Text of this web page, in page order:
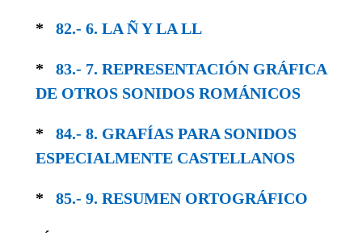
* 82.- 6. LA Ñ Y LA LL
* 83.- 7. REPRESENTACIÓN GRÁFICA
DE OTROS SONIDOS ROMÁNICOS
* 84.- 8. GRAFÍAS PARA SONIDOS
ESPECIAL­MENTE CASTELLANOS
* 85.- 9. RESUMEN ORTOGRÁFICO